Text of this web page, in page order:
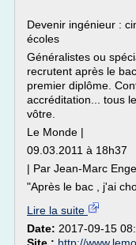
Devenir ingénieur :
écoles
Généralistes ou
recrutent après le
premier diplôme.
accréditation... tous
vôtre.
Le Monde |
09.03.2011 à 18h37
| Par Jean-Marc
"Après le bac , j'ai
Lire la suite
Date: 2017-09-15